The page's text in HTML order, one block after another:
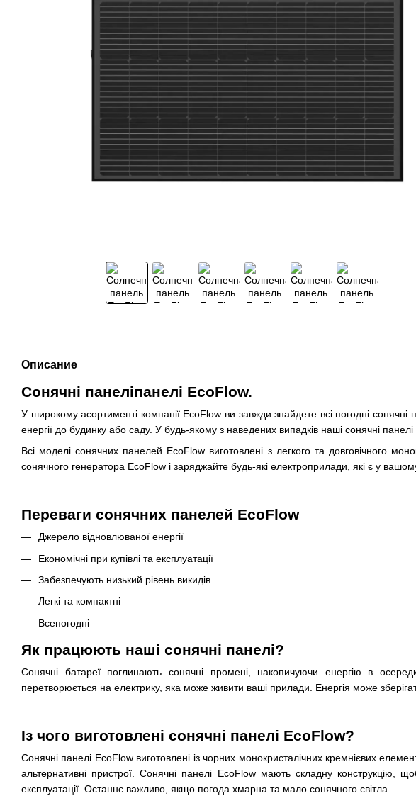
Описание
Сонячні панеліпанелі EcoFlow.
У широкому асортименті компанії EcoFlow ви завжди знайдете всі погодні
енергії до будинку або саду. У будь-якому з наведених випадків наші сонячні
Всі моделі сонячних панелей EcoFlow виготовлені з легкого та довговічного
сонячного генератора EcoFlow і заряджайте будь-які електроприлади, які є у
Переваги сонячних панелей EcoFlow
Джерело відновлюваної енергії
Економічні при купівлі та експлуатації
Забезпечують низький рівень викидів
Легкі та компактні
Всепогодні
Як працюють наші сонячні панелі?
Сонячні батареї поглинають сонячні промені, накопичуючи енергію в
перетворюється на електрику, яка може живити ваші прилади. Енергія може
Із чого виготовлені сонячні панелі EcoFlow?
Сонячні панелі EcoFlow виготовлені із чорних монокристалічних кремнієвих
альтернативні пристрої. Сонячні панелі EcoFlow мають складну конструкцію,
експлуатації. Останнє важливо, якщо погода хмарна та мало сонячного світла.